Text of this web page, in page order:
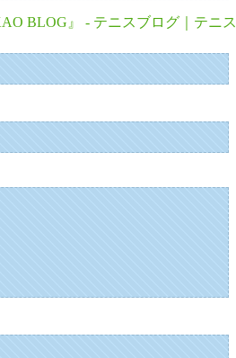
BLOG』 - テニスブログ｜テニス